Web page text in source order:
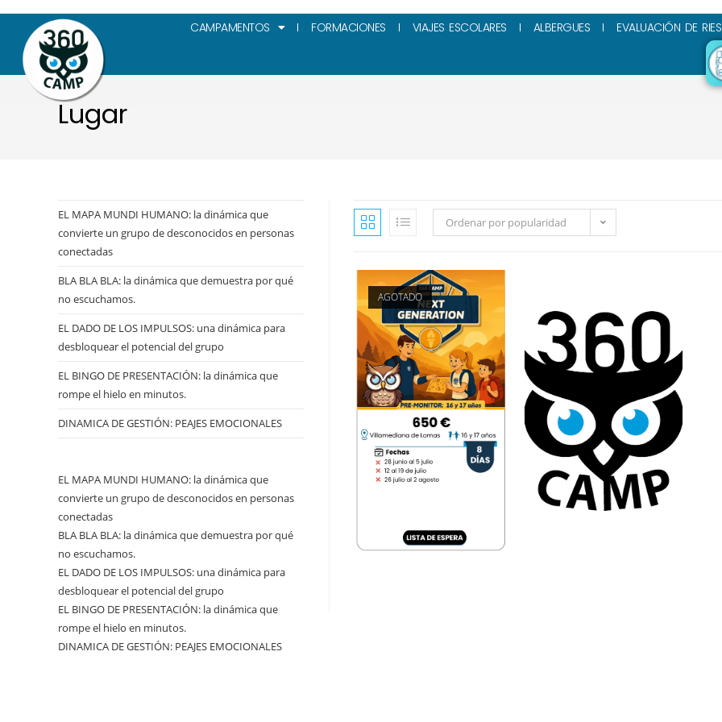
CAMPAMENTOS FORMACIONES VIAJES ESCOLARES ALBERGUES EVALUACIÓN DE
Lugar
Ordenar por popularidad
AGOTADO
EL MAPA MUNDI HUMANO: la dinámica que
convierte un grupo de desconocidos en personas
conectadas
BLA BLA BLA: la dinámica que demuestra por qué
no escuchamos.
EL DADO DE LOS IMPULSOS: una dinámica para
desbloquear el potencial del grupo
EL BINGO DE PRESENTACIÓN: la dinámica que
rompe el hielo en minutos.
DINAMICA DE GESTIÓN: PEAJES EMOCIONALES
EL MAPA MUNDI HUMANO: la dinámica que
convierte un grupo de desconocidos en personas
conectadas
BLA BLA BLA: la dinámica que demuestra por qué
no escuchamos.
EL DADO DE LOS IMPULSOS: una dinámica para
desbloquear el potencial del grupo
EL BINGO DE PRESENTACIÓN: la dinámica que
rompe el hielo en minutos.
DINAMICA DE GESTIÓN: PEAJES EMOCIONALES